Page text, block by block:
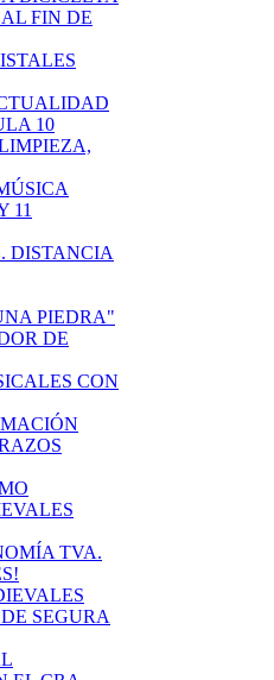
FIN DE
10
11
DISTANCIA
PIEDRA"
DE
CON
TVA.
SEGURA